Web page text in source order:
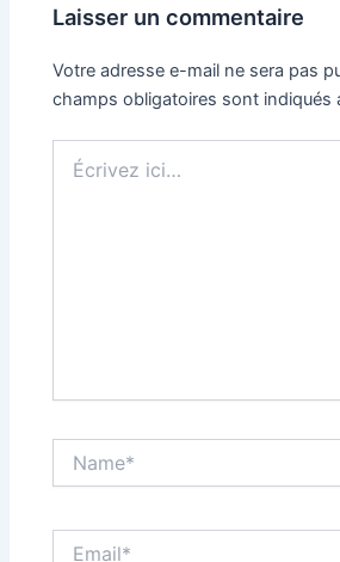
Laisser un commentaire
Votre adresse e-mail ne sera pas
champs obligatoires sont indiqués
ici…